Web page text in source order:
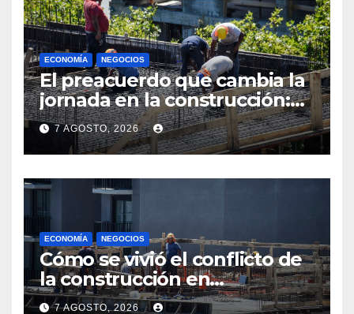
ECONOMÍA NEGOCIOS
El preacuerdo que cambia la
jornada en la construcción:
menos horas, subas reales y
convenio hasta 2031
7 AGOSTO, 2026
ECONOMÍA NEGOCIOS
Cómo se vivió el conflicto de
la construcción en
Maldonado, un
7 AGOSTO, 2026